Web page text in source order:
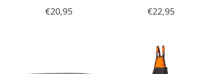
€20,95 €22,95